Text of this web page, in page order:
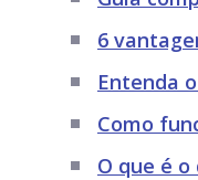
6
Entenda
Como
O que é